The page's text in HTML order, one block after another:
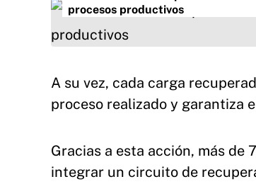
procesos productivos
A su vez, cada carga
proceso realizado y garantiza
Gracias a esta acción, más de
integrar un circuito de